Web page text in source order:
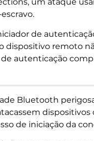
de
dispositivo remoto
autenticação
Bluetooth
dispositivos
de iniciação da